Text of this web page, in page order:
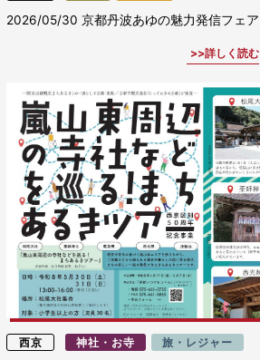
2026/05/30京都丹波あゆの魅力発信フェア
詳しく読む
西京 神社・お寺 旅・レジャー